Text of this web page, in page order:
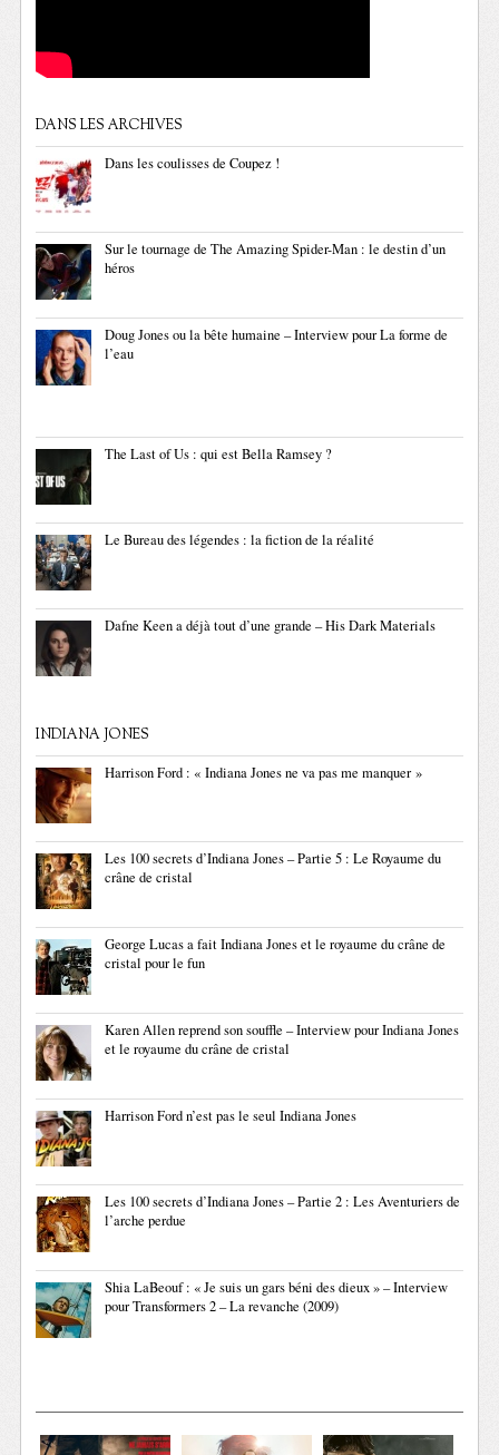
DANS LES ARCHIVES
Dans les coulisses de Coupez !
Sur le tournage de The Amazing Spider-Man : le destin d’un
héros
Doug Jones ou la bête humaine – Interview pour La forme de
l’eau
The Last of Us : qui est Bella Ramsey ?
Le Bureau des légendes : la fiction de la réalité
Dafne Keen a déjà tout d’une grande – His Dark Materials
INDIANA JONES
Harrison Ford : « Indiana Jones ne va pas me manquer »
Les 100 secrets d’Indiana Jones – Partie 5 : Le Royaume du
crâne de cristal
George Lucas a fait Indiana Jones et le royaume du crâne de
cristal pour le fun
Karen Allen reprend son souffle – Interview pour Indiana Jones
et le royaume du crâne de cristal
Harrison Ford n’est pas le seul Indiana Jones
Les 100 secrets d’Indiana Jones – Partie 2 : Les Aventuriers de
l’arche perdue
Shia LaBeouf : « Je suis un gars béni des dieux » – Interview
pour Transformers 2 – La revanche (2009)